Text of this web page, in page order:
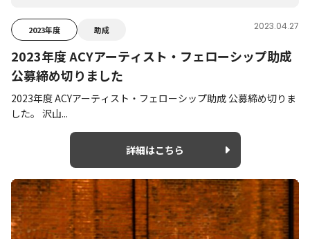
2023年度 助成 2023.04.27
2023年度 ACYアーティスト・フェローシップ助成
公募締め切りました
2023年度 ACYアーティスト・フェローシップ助成 公募締め切りま
した。 沢山...
詳細はこちら